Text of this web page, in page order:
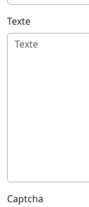
Texte
Captcha